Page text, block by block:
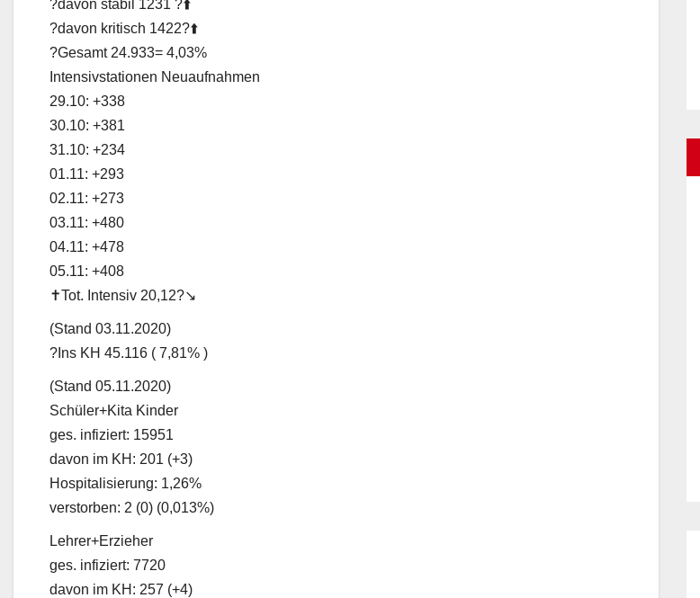
?davon stabil 1231 ?⬆️
?davon kritisch 1422?⬆️
?Gesamt 24.933= 4,03%
Intensivstationen Neuaufnahmen
29.10: +338
30.10: +381
31.10: +234
01.11: +293
02.11: +273
03.11: +480
04.11: +478
05.11: +408
✝️Tot. Intensiv 20,12?↘️
(Stand 03.11.2020)
?Ins KH 45.116 ( 7,81% )
(Stand 05.11.2020)
Schüler+Kita Kinder
ges. infiziert: 15951
davon im KH: 201 (+3)
Hospitalisierung: 1,26%
verstorben: 2 (0) (0,013%)
Lehrer+Erzieher
ges. infiziert: 7720